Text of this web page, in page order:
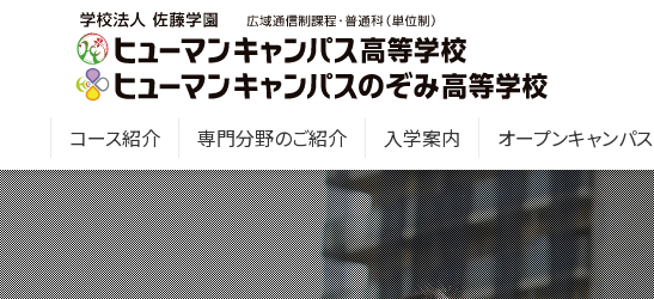
コース紹介 専門分野のご紹介 入学案内 オープンキャンパス